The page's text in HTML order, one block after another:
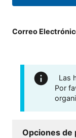
Correo
Las
Por
Opciones de